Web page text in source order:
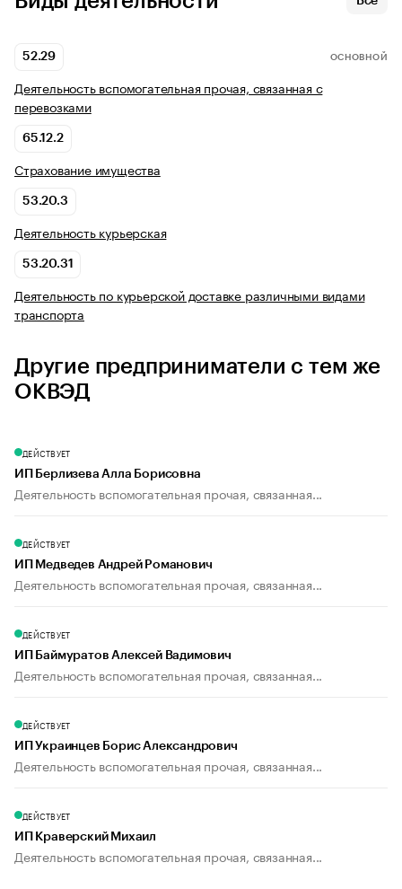
52.29 ОСНОВНОЙ
Деятельность вспомогательная прочая, связанная с
перевозками
65.12.2
Страхование имущества
53.20.3
Деятельность курьерская
53.20.31
Деятельность по курьерской доставке различными видами
транспорта
Другие предприниматели с тем же
ОКВЭД
ДЕЙСТВУЕТ
ИП Берлизева Алла Борисовна
Деятельность вспомогательная прочая, связанная...
ДЕЙСТВУЕТ
ИП Медведев Андрей Романович
Деятельность вспомогательная прочая, связанная...
ДЕЙСТВУЕТ
ИП Баймуратов Алексей Вадимович
Деятельность вспомогательная прочая, связанная...
ДЕЙСТВУЕТ
ИП Украинцев Борис Александрович
Деятельность вспомогательная прочая, связанная...
ДЕЙСТВУЕТ
ИП Краверский Михаил
Деятельность вспомогательная прочая, связанная...